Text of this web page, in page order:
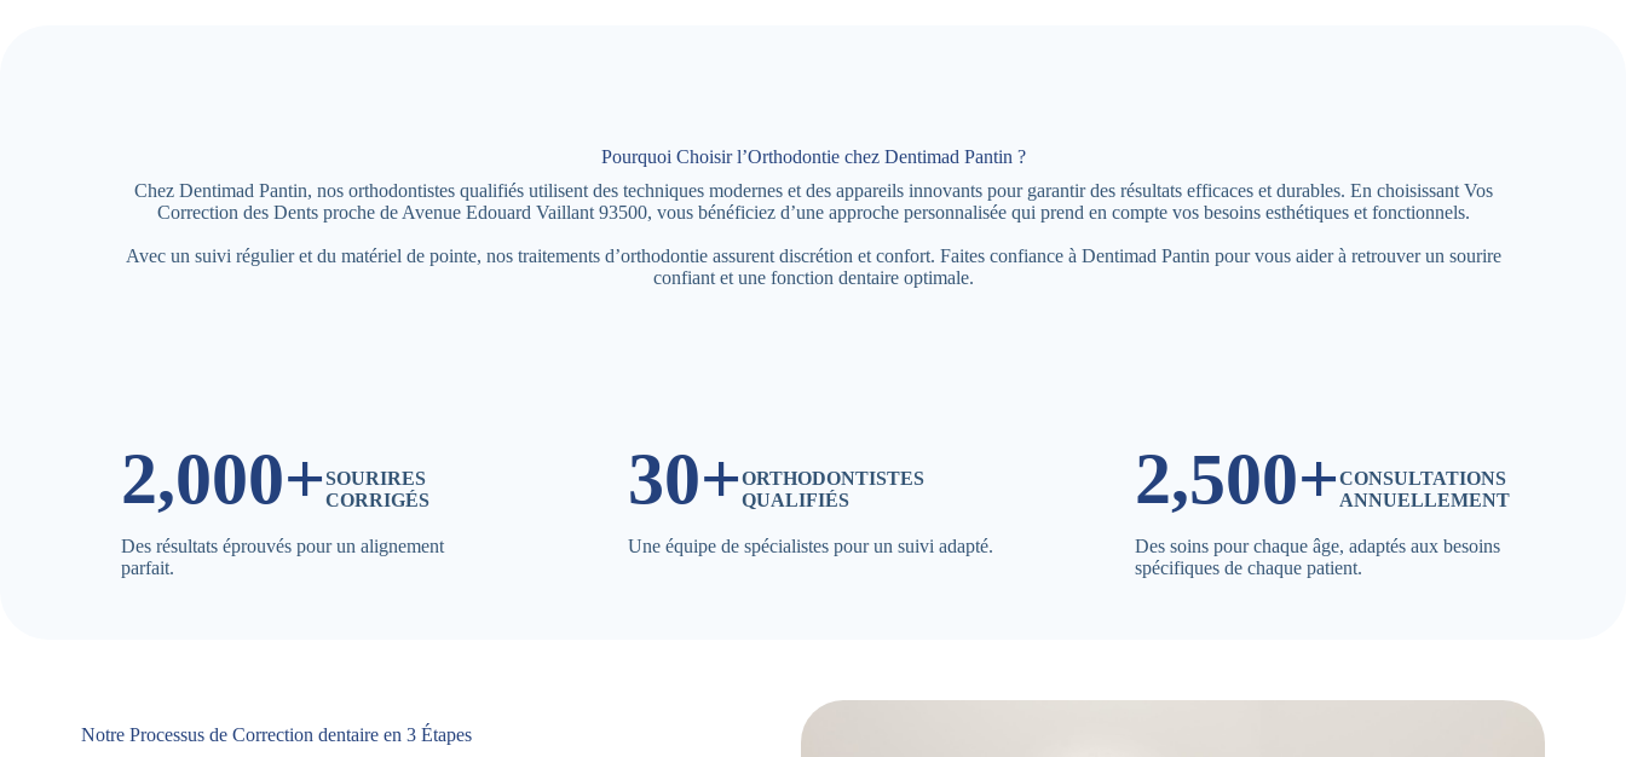
Pourquoi Choisir l’Orthodontie chez Dentimad Pantin ?
Chez Dentimad Pantin, nos orthodontistes qualifiés utilisent des techniques modernes et des appareils innovants pour garantir des résultats efficaces et durables. En choisissant Vos
Correction des Dents proche de Avenue Edouard Vaillant 93500, vous bénéficiez d’une approche personnalisée qui prend en compte vos besoins esthétiques et fonctionnels.
Avec un suivi régulier et du matériel de pointe, nos traitements d’orthodontie assurent discrétion et confort. Faites confiance à Dentimad Pantin pour vous aider à retrouver un sourire
confiant et une fonction dentaire optimale.
2,000+SOURIRES
CORRIGÉS
Des résultats éprouvés pour un alignement
parfait.
30+ORTHODONTISTES
QUALIFIÉS
Une équipe de spécialistes pour un suivi adapté.
2,500+CONSULTATIONS
ANNUELLEMENT
Des soins pour chaque âge, adaptés aux besoins
spécifiques de chaque patient.
Notre Processus de Correction dentaire en 3 Étapes